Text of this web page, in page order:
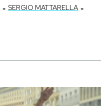
- SERGIO MATTARELLA -